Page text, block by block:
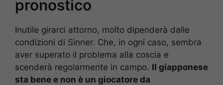
pronostico
Inutile girarci attorno, molto dipenderà dalle
condizioni di Sinner. Che, in ogni caso, sembra
aver superato il problema alla coscia e
scenderà regolarmente in campo. Il giapponese
sta bene e non è un giocatore da